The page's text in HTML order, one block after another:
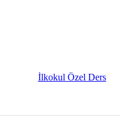
İlkokul Özel Ders